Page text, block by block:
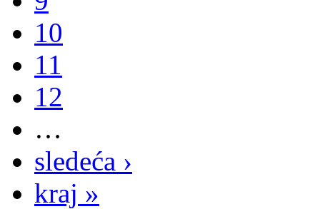
10
11
12
…
sledeća ›
kraj »